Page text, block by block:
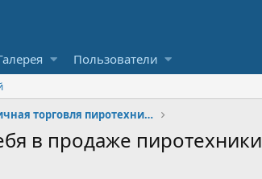
Пользователи
Оптовая и розничная торговля пиротехникой
в продаже пиротехники